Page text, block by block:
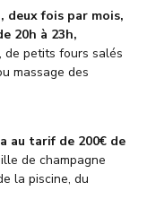
deux fois par mois,
20h à 23h,
de petits fours salés
massage des
au tarif de 200€ de
de champagne
la piscine, du